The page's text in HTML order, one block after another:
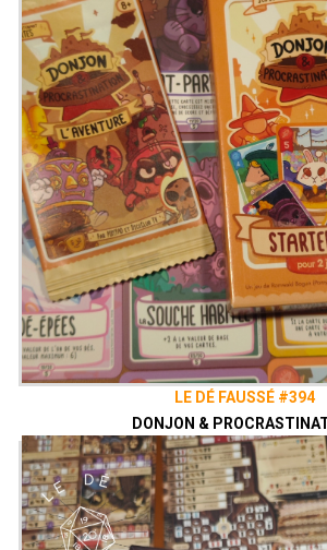
LE DÉ FAUSSÉ #394
DONJON &